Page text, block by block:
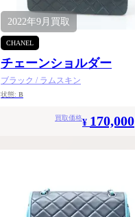
2022年9月 買取
CHANEL
チェーンショルダー
ブラック / ラムスキン
状態: B
買取価格¥ 170,000